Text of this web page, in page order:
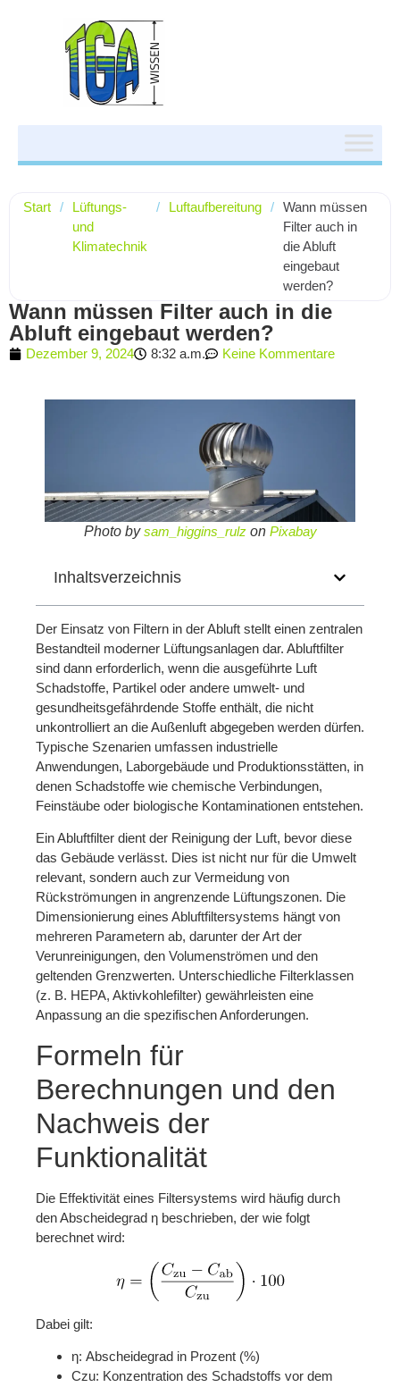
Start /
Lüftungs-
und
Klimatechnik
/ Luftaufbereitung / Wann müssen
Filter auch in
die Abluft
eingebaut
werden?
Wann müssen Filter auch in die
Abluft eingebaut werden?
Dezember 9, 2024 8:32 a.m. Keine Kommentare
Photo bysam_higgins_rulzon Pixabay
Inhaltsverzeichnis
Der Einsatz von Filtern in der Abluft stellt einen zentralen
Bestandteil moderner Lüftungsanlagen dar. Abluftfilter
sind dann erforderlich, wenn die ausgeführte Luft
Schadstoffe, Partikel oder andere umwelt- und
gesundheitsgefährdende Stoffe enthält, die nicht
unkontrolliert an die Außenluft abgegeben werden dürfen.
Typische Szenarien umfassen industrielle
Anwendungen, Laborgebäude und Produktionsstätten, in
denen Schadstoffe wie chemische Verbindungen,
Feinstäube oder biologische Kontaminationen entstehen.
Ein Abluftfilter dient der Reinigung der Luft, bevor diese
das Gebäude verlässt. Dies ist nicht nur für die Umwelt
relevant, sondern auch zur Vermeidung von
Rückströmungen in angrenzende Lüftungszonen. Die
Dimensionierung eines Abluftfiltersystems hängt von
mehreren Parametern ab, darunter der Art der
Verunreinigungen, den Volumenströmen und den
geltenden Grenzwerten. Unterschiedliche Filterklassen
(z. B. HEPA, Aktivkohlefilter) gewährleisten eine
Anpassung an die spezifischen Anforderungen.
Formeln für
Berechnungen und den
Nachweis der
Funktionalität
Die Effektivität eines Filtersystems wird häufig durch
den Abscheidegrad η beschrieben, der wie folgt
berechnet wird:
Dabei gilt:
η: Abscheidegrad in Prozent (%)
Czu: Konzentration des Schadstoffs vor dem